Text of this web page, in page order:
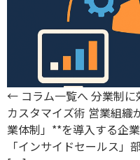
← コラム一覧へ 分業制に
カスタマイズ術 営業組織
業体制」**を導入する企
「インサイドセールス」